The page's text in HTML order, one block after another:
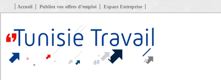
Accueil Publiez vos offres d’emploi Espace Entreprise